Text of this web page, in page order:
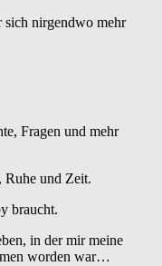
sich nirgendwo mehr
Fragen und mehr
Ruhe und Zeit.
braucht.
in der mir meine
worden war…